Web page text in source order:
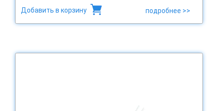
Добавить в корзину подробнее >>